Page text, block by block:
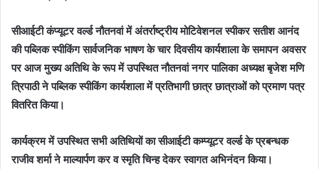
सीआईटी कंप्यूटर वर्ल्ड नौतनवां में अंतर्राष्ट्रीय मोटिवेशनल स्पीकर सतीश आनंद
की पब्लिक स्पीकिंग सार्वजनिक भाषण के चार दिवसीय कार्यशाला के समापन अवसर
पर आज मुख्य अतिथि के रूप में उपस्थित नौतनवां नगर पालिका अध्यक्ष बृजेश मणि
त्रिपाठी ने पब्लिक स्पीकिंग कार्यशाला में प्रतिभागी छात्र छात्राओं को प्रमाण पत्र
वितरित किया।
कार्यक्रम में उपस्थित सभी अतिथियों का सीआईटी कम्प्यूटर वर्ल्ड के प्रबन्धक
राजीव शर्मा ने माल्यार्पण कर व स्मृति चिन्ह देकर स्वागत अभिनंदन किया।